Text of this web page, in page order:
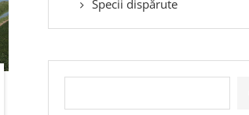
Specii dispărute